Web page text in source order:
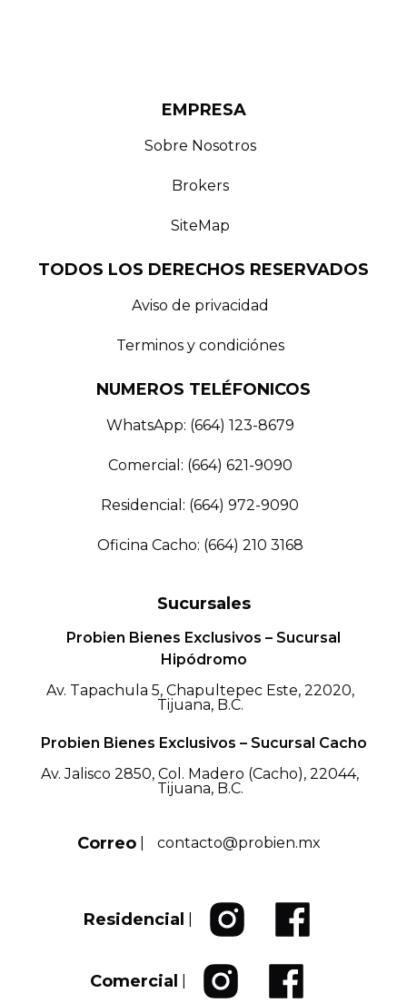
EMPRESA
Sobre Nosotros
Brokers
SiteMap
TODOS LOS DERECHOS RESERVADOS
Aviso de privacidad
Terminos y condiciónes
NUMEROS TELÉFONICOS
WhatsApp: (664) 123-8679
Comercial: (664) 621-9090
Residencial: (664) 972-9090
Oficina Cacho: (664) 210 3168
Sucursales
Probien Bienes Exclusivos – Sucursal
Hipódromo
Av. Tapachula 5, Chapultepec Este, 22020,
Tijuana, B.C.
Probien Bienes Exclusivos – Sucursal Cacho
Av. Jalisco 2850, Col. Madero (Cacho), 22044,
Tijuana, B.C.
Correo contacto@probien.mx
Residencial
Comercial